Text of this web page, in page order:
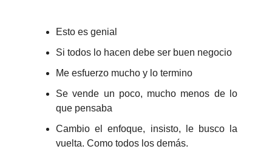
Esto es genial
Si todos lo hacen debe ser buen negocio
Me esfuerzo mucho y lo termino
Se vende un poco, mucho menos de lo
que pensaba
Cambio el enfoque, insisto, le busco la
vuelta. Como todos los demás.